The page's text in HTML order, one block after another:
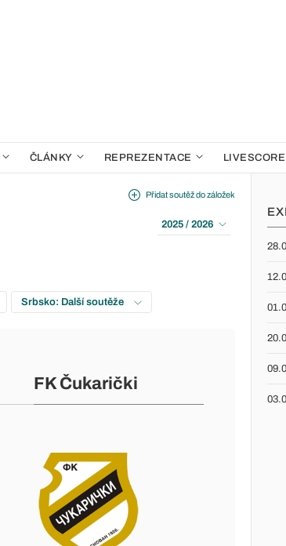
ČLÁNKY REPREZENTACE LIVESCORE
Přidat soutěž do záložek
2025 / 2026
Srbsko: Další soutěže
FK Čukarički